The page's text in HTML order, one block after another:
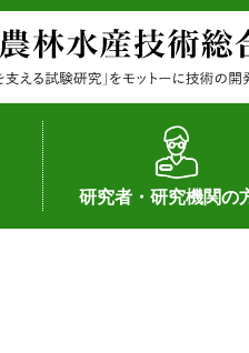
研究者・研究機関の
研究者の紹介
シーズ研究の成果
産学官連携
知的財産の保有状況（特
知的財産の保有状況（品
研究員の受入
研究活動不正行為への対
公的研究資金への対応